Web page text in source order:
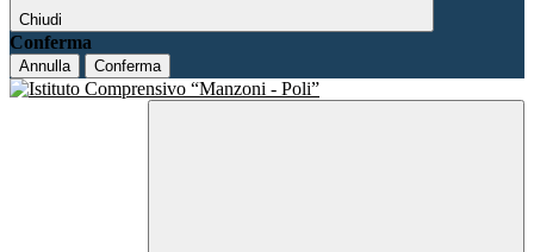
Chiudi
Conferma
Annulla Conferma